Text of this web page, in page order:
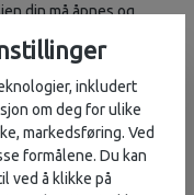
din må åpnes og
den uten å skade
inkludert
om deg for ulike
markedsføring. Ved
formålene. Du kan
ved å klikke på